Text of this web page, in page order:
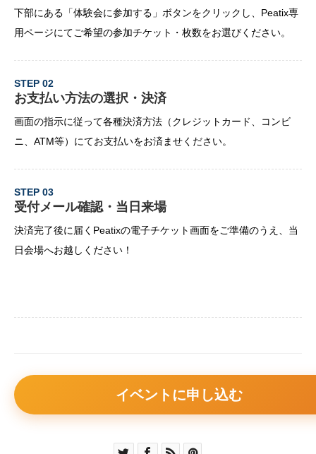
下部にある「体験会に参加する」ボタンをクリックし、Peatix専
用ページにてご希望の参加チケット・枚数をお選びください。
STEP 02
お支払い方法の選択・決済
画面の指示に従って各種決済方法（クレジットカード、コンビ
ニ、ATM等）にてお支払いをお済ませください。
STEP 03
受付メール確認・当日来場
決済完了後に届くPeatixの電子チケット画面をご準備のうえ、当
日会場へお越しください！
イベントに申し込む